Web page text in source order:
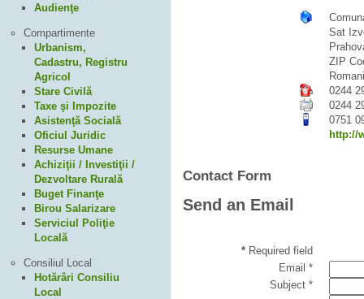
Sat
ZIP
0244
0244
0751
http://
Contact Form
Send an Email
* Required field
Email *
Subject *
Audienţe
Compartimente
Urbanism,
Cadastru, Registru
Agricol
Stare Civilă
Taxe şi Impozite
Asistenţă Socială
Oficiul Juridic
Resurse Umane
Achiziţii / Investiţii /
Dezvoltare Rurală
Buget Finanţe
Birou Salarizare
Serviciul Poliţie
Locală
Consiliul Local
Hotărâri Consiliu
Local